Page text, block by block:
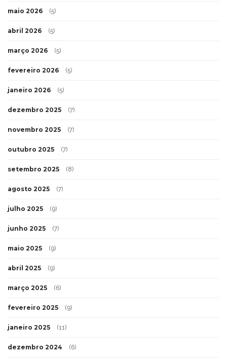
maio 2026 (5)
abril 2026 (5)
março 2026 (5)
fevereiro 2026 (5)
janeiro 2026 (5)
dezembro 2025 (7)
novembro 2025 (7)
outubro 2025 (7)
setembro 2025 (8)
agosto 2025 (7)
julho 2025 (9)
junho 2025 (7)
maio 2025 (9)
abril 2025 (9)
março 2025 (6)
fevereiro 2025 (9)
janeiro 2025 (11)
dezembro 2024 (6)